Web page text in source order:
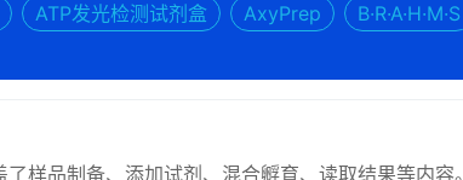
ATP发光检测试剂盒 AxyPrep B·R·A·H·M·S
样品制备、添加试剂、混合孵育、读取结果等内容。